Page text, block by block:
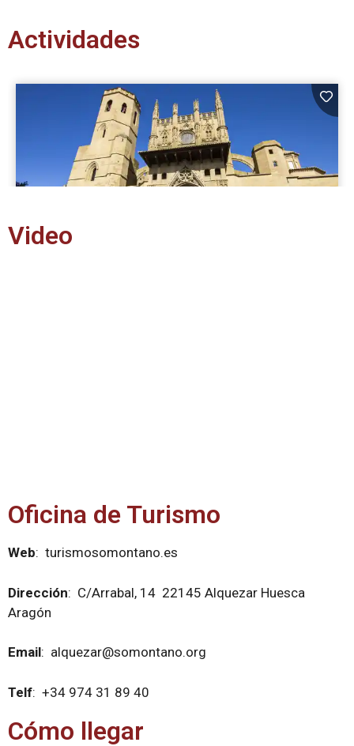
Actividades
Video
Oficina de Turismo
Web: turismosomontano.es
Dirección: C/Arrabal, 14 22145 Alquezar Huesca
Aragón
Email: alquezar@somontano.org
Telf: +34 974 31 89 40
Cómo llegar